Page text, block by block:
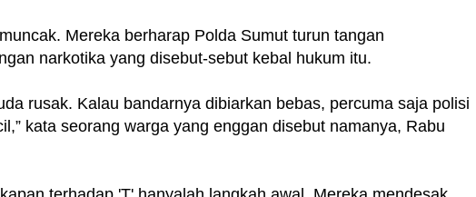
Mereka berharap Polda Sumut turun tangan
narkotika yang disebut-sebut kebal hukum itu.
rusak. Kalau bandarnya dibiarkan bebas, percuma saja polisi
kata seorang warga yang enggan disebut namanya, Rabu